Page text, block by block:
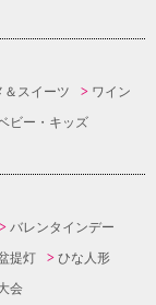
＆スイーツ
ワイン
ビー・キッズ
バレンタインデー
提灯
ひな人形
会